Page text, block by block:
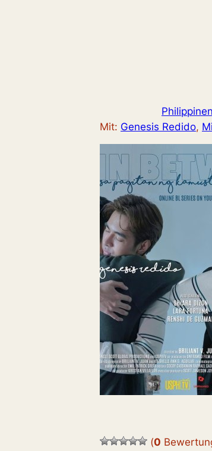
Philippinen
Mit: Genesis Redido,
(0